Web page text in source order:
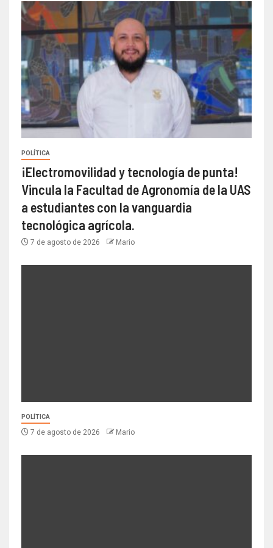
POLÍTICA
¡Electromovilidad y tecnología de punta!
Vincula la Facultad de Agronomía de la UAS
a estudiantes con la vanguardia
tecnológica agrícola.
7 de agosto de 2026 Mario
POLÍTICA
7 de agosto de 2026 Mario